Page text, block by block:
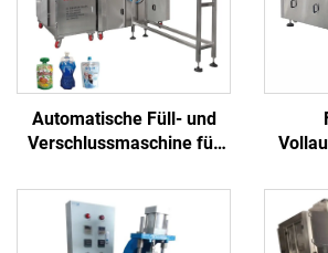
Automatische Füll- und
Verschlussmaschine für
Ausgießer für Joghurt,
Mayonnaise, Fruchtsaft,
Essig, Ketchup zum